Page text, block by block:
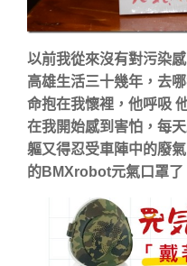
以前我從來沒有對污染
高雄生活三十幾年，去
命抱在我懷裡，他呼吸
在我開始感到害怕，每
軀又得忍受車陣中的廢
的BMXrobot元氣口罩了